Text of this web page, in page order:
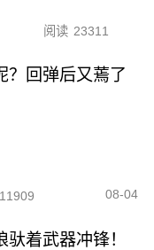
阅读 23311
？回弹后又蔫了
11909 08-04
着武器冲锋！